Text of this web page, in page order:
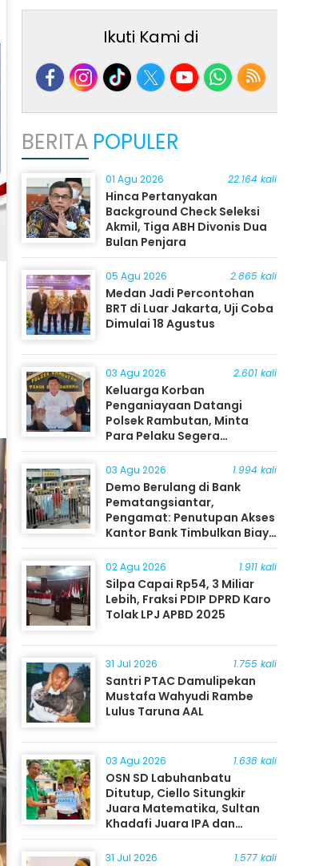
Ikuti Kami di
BERITA POPULER
01 Agu 2026 22.164 kali
Hinca Pertanyakan
Background Check Seleksi
Akmil, Tiga ABH Divonis Dua
Bulan Penjara
05 Agu 2026 2.865 kali
Medan Jadi Percontohan
BRT di Luar Jakarta, Uji Coba
Dimulai 18 Agustus
03 Agu 2026 2.601 kali
Keluarga Korban
Penganiayaan Datangi
Polsek Rambutan, Minta
Para Pelaku Segera
Ditangkap
03 Agu 2026 1.994 kali
Demo Berulang di Bank
Pematangsiantar,
Pengamat: Penutupan Akses
Kantor Bank Timbulkan Biaya
Ekonomi bagi Masyarakat
02 Agu 2026 1.911 kali
Silpa Capai Rp54, 3 Miliar
Lebih, Fraksi PDIP DPRD Karo
Tolak LPJ APBD 2025
31 Jul 2026 1.755 kali
Santri PTAC Damulipekan
Mustafa Wahyudi Rambe
Lulus Taruna AAL
03 Agu 2026 1.638 kali
OSN SD Labuhanbatu
Ditutup, Ciello Situngkir
Juara Matematika, Sultan
Khadafi Juara IPA dan
Timothy Rangkuti Juara IPS
31 Jul 2026 1.577 kali